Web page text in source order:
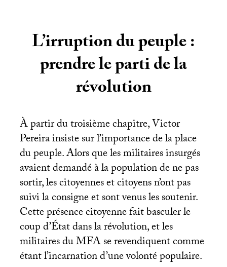
L’irruption du peuple :
prendre le parti de la
révolution
À partir du troisième chapitre, Victor
Pereira insiste sur l’importance de la place
du peuple. Alors que les militaires insurgés
avaient demandé à la population de ne pas
sortir, les citoyennes et citoyens n’ont pas
suivi la consigne et sont venus les soutenir.
Cette présence citoyenne fait basculer le
coup d’État dans la révolution, et les
militaires duMFAse revendiquent comme
étant l’incarnation d’une volonté populaire.